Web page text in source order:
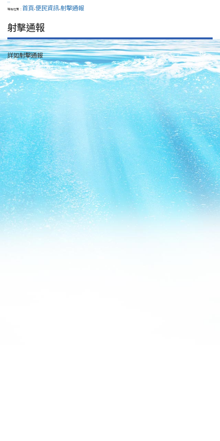
:::
現在位置： 首頁>便民資訊>射擊通報
射擊通報
詳如射擊通報